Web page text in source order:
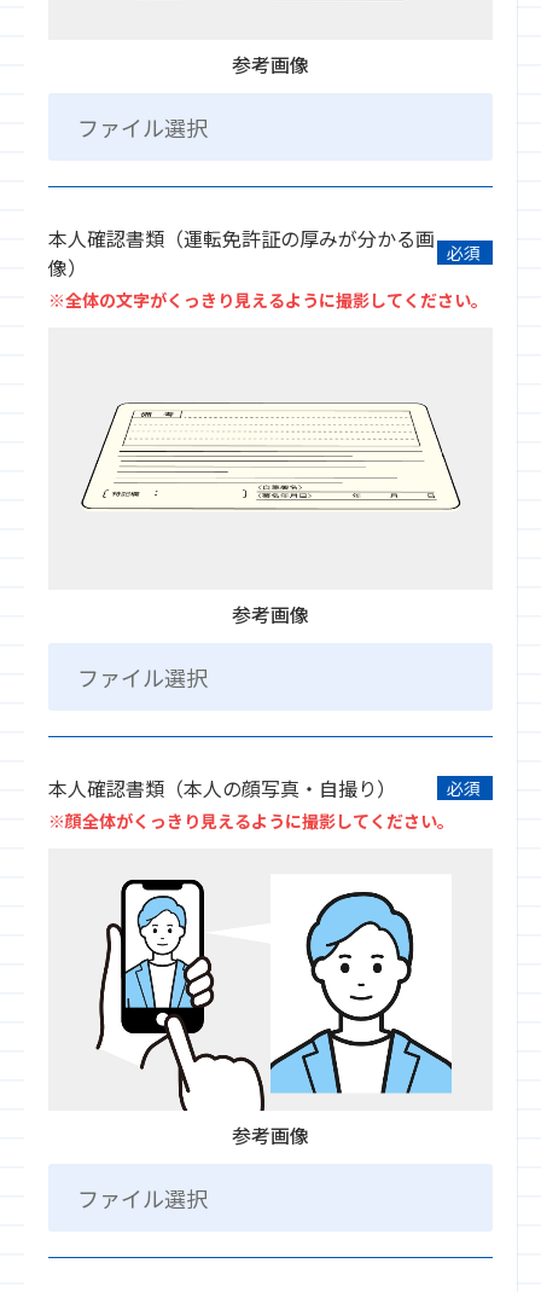
参考画像
ファイル選択
本人確認書類（運転免許証の厚みが分かる画
像）
必須
※全体の文字がくっきり見えるように撮影してください。
参考画像
ファイル選択
本人確認書類（本人の顔写真・自撮り）
必須
※顔全体がくっきり見えるように撮影してください。
参考画像
ファイル選択